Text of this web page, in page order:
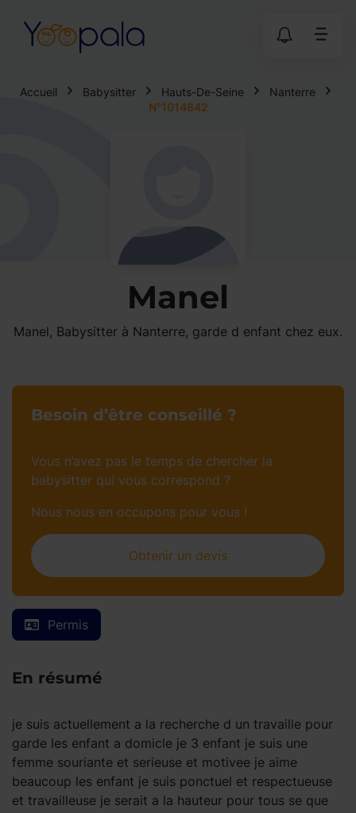
Accueil Babysitter Hauts-De-Seine
Nanterre
N°1014842
Manel
Manel, Babysitter à Nanterre, garde d enfant chez eux.
Permis
En résumé
je suis actuellement a la recherche d un travaille pour
garde les enfant a domicle je 3 enfant je suis une
femme souriante et serieuse et motivee je aime
beaucoup les enfant je suis ponctuel et respectueuse
et travailleuse je serait a la hauteur pour tous se que
Besoin d’être conseillé ?
Vous n’avez pas le temps de chercher la
babysitter qui vous correspond ?
Nous nous en occupons pour vous !
Obtenir un devis